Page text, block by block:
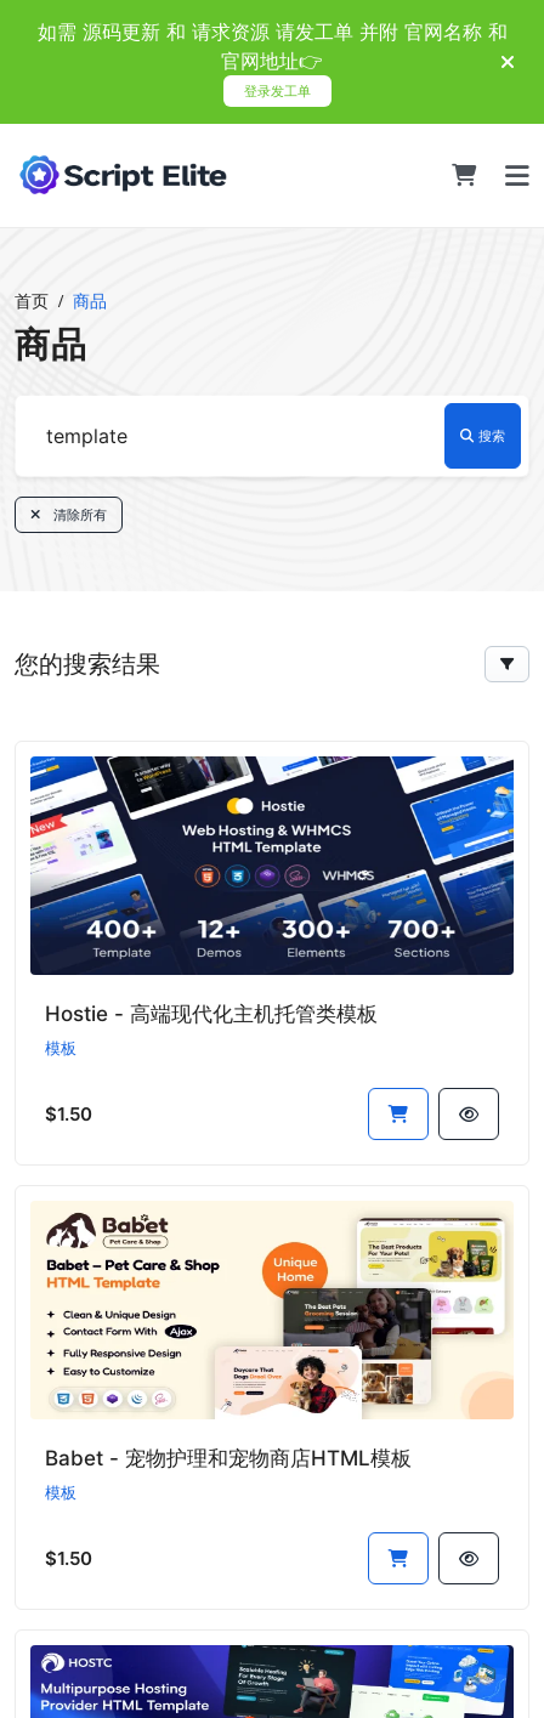
如需 源码更新 和 请求资源 请发工单 并附 官网名称 和
官网地址👉
登录发工单
首页 商品
商品
搜索
清除所有
您的搜索结果
Hostie - 高端现代化主机托管类模板
模板
$1.50
Babet - 宠物护理和宠物商店HTML模板
模板
$1.50